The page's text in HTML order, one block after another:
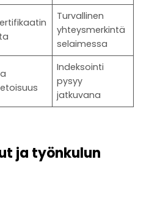
Turvallinen
yhteysmerkintä
selaimessa
Indeksointi
pysyy
jatkuvana
ja työnkulun